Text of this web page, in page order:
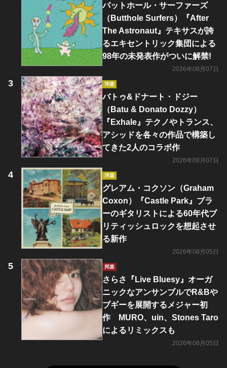
バットホール・サーファーズ
（Butthole Surfers）『After
The Astronaut』テキサスが誇
るエキセントリック集団による
98年の未発表作がついに解禁!
2026年08月07日
洋楽
バトゥ&ドナート・ドジー
（Batu & Donato Dozzy）
『Exhale』テクノやトランス、
アシッドを各々の作品で構築し
てきた2人のコラボ作
2026年08月07日
洋楽
グレアム・コクソン（Graham
Coxon）『Castle Park』ブラ
ーのギタリストによる60年代ブ
リティッシュロックを想起させ
る新作
2026年08月05日
邦楽
さらさ『Live Bluesy』オーガ
ニックなアンサンブルでR&Bや
ブギーを展開するメジャー初
作 MURO、uin、Stones Taro
によるリミックスも
2026年08月05日